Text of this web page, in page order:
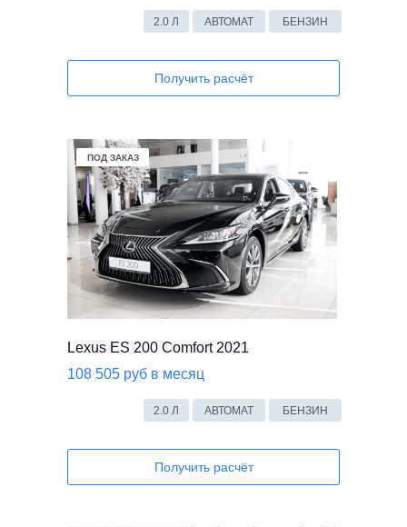
2.0 Л АВТОМАТ БЕНЗИН
Lexus ES 200 Comfort 2021
108 505 руб в месяц
2.0 Л АВТОМАТ БЕНЗИН
Получить расчёт
Получить расчёт
В НАЛИЧИИ
ПОД ЗАКАЗ